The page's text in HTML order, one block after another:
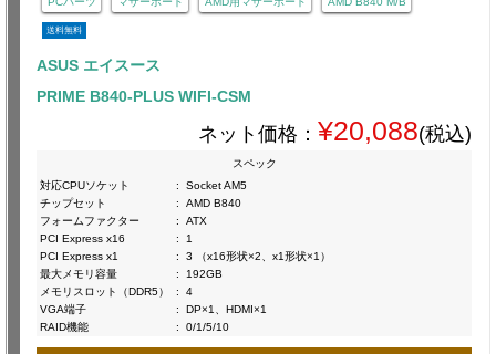
送料無料
ASUS エイスース
PRIME B840-PLUS WIFI-CSM
ネット価格： ¥20,088(税込)
スペック
対応CPUソケット
:
Socket AM5
チップセット
:
AMD B840
フォームファクター
:
ATX
PCI Express x16
:
1
PCI Express x1
:
3 （x16形状×2、x1形状×1）
最大メモリ容量
:
192GB
メモリスロット（DDR5）
:
4
VGA端子
:
DP×1、HDMI×1
RAID機能
: 0/1/5/10